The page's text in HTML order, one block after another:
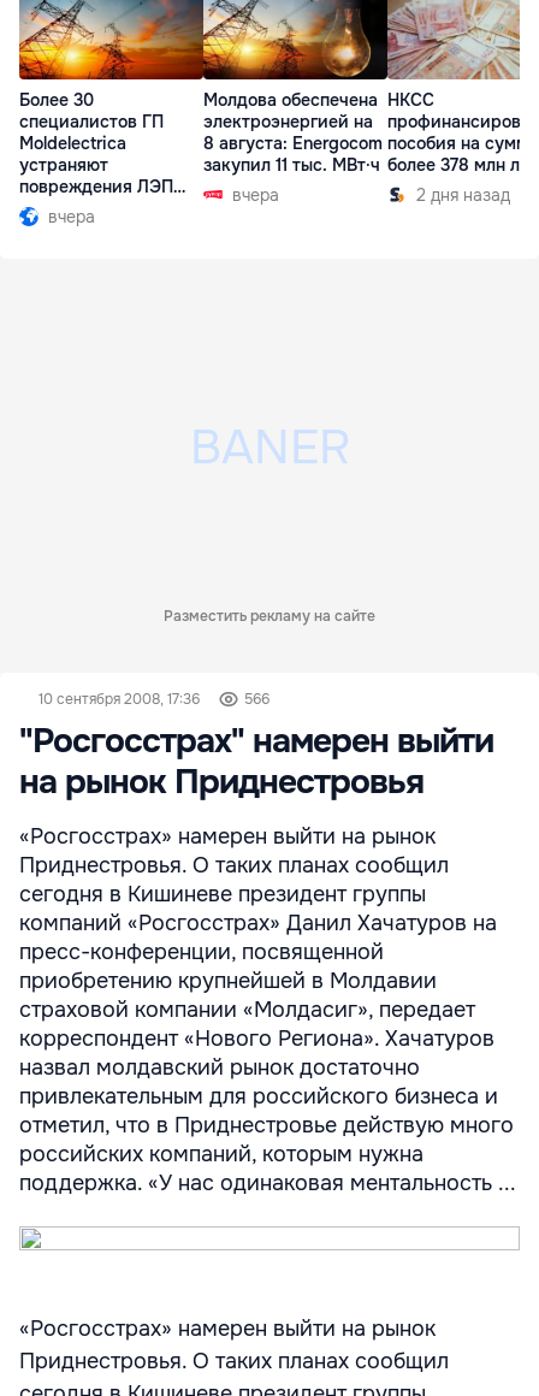
Более 30
специалистов ГП
Moldelectrica
устраняют
повреждения ЛЭП
Бельцы-Днестровск
вчера
Молдова обеспечена
электроэнергией на
8 августа: Energocom
закупил 11 тыс. МВт·ч
вчера
НКСС
пособия на сумму
более 378 млн
2 дня назад
Разместить рекламу на сайте
10 сентября 2008, 17:36 566
"Росгосстрах" намерен выйти
на рынок Приднестровья
«Росгосстрах» намерен выйти на рынок
Приднестровья. О таких планах сообщил
сегодня в Кишиневе президент группы
компаний «Росгосстрах» Данил Хачатуров на
пресс-конференции, посвященной
приобретению крупнейшей в Молдавии
страховой компании «Молдасиг», передает
корреспондент «Нового Региона». Хачатуров
назвал молдавский рынок достаточно
привлекательным для российского бизнеса и
отметил, что в Приднестровье действую много
российских компаний, которым нужна
поддержка. «У нас одинаковая ментальность ...
«Росгосстрах» намерен выйти на рынок
Приднестровья. О таких планах сообщил